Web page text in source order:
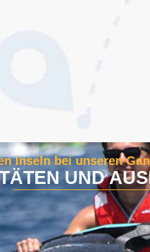
Inseln bei unseren
UND